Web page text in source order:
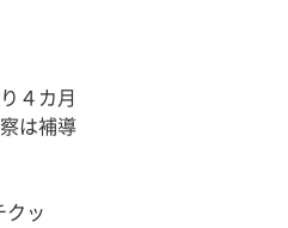
４カ月
は補導
ッ